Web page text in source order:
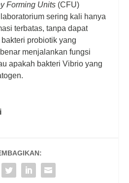
Forming Units (CFU)
sering kali hanya
terbatas, tanpa dapat
probiotik yang
menjalankan fungsi
apakah bakteri Vibrio yang